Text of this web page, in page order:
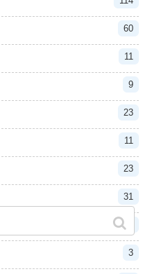
60
11
9
23
11
23
31
25
3